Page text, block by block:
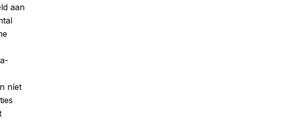
aan
níet